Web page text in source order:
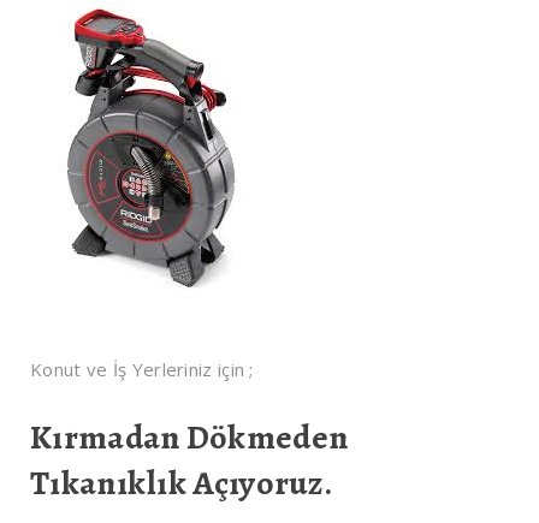
Konut ve İş Yerleriniz için ;
Kırmadan Dökmeden
Tıkanıklık Açıyoruz.